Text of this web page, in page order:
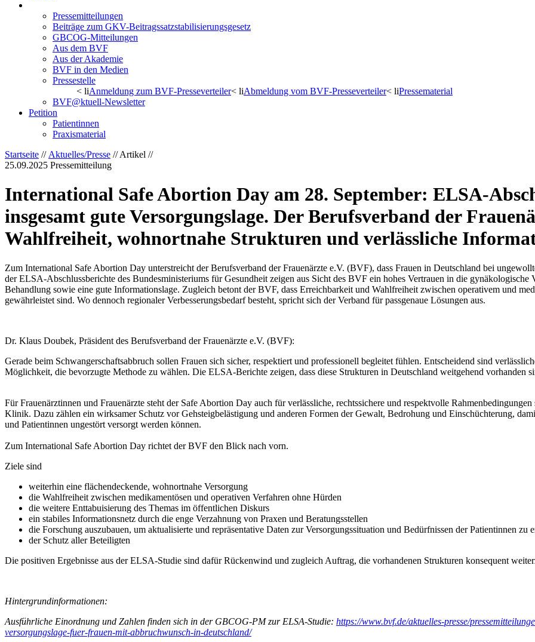
Pressemitteilungen
Beiträge zum GKV-Beitragssatzstabilisierungsgesetz
GBCOG-Mitteilungen
Aus dem BVF
Aus der Akademie
BVF in den Medien
Pressestelle
< liAnmeldung zum BVF-Presseverteiler< liAbmeldung vom BVF-Presseverteiler< liPressematerial
BVF@ktuell-Newsletter
Petition
Patientinnen
Praxismaterial
Startseite // Aktuelles/Presse // Artikel //
25.09.2025 Pressemitteilung
International Safe Abortion Day am 28. September: ELSA-
insgesamt gute Versorgungslage. Der Berufsverband der
Wahlfreiheit, wohnortnahe Strukturen und verlässliche
Zum International Safe Abortion Day unterstreicht der Berufsverband der Frauenärzte e.V. (BVF), dass Frauen in Deutschland bei
der ELSA-Abschlussberichte des Bundesministeriums für Gesundheit zeigen aus Sicht des BVF ein hohes Vertrauen in die
Behandlung sowie eine gute Informationslage. Zugleich betont der BVF, dass Erreichbarkeit und Wahlfreiheit zwischen operativem und
gewährleistet sind. Wo dennoch regionaler Verbesserungsbedarf besteht, spricht sich der Verband für passgenaue Lösungen aus.
Dr. Klaus Doubek, Präsident des Berufsverband der Frauenärzte e.V. (BVF):
Gerade beim Schwangerschaftsabbruch sollen Frauen sich sicher, respektiert und professionell begleitet fühlen. Entscheidend sind
Möglichkeit, die bevorzugte Methode zu wählen. Die ELSA-Berichte zeigen, dass diese Strukturen in Deutschland weitgehend vorhanden
Für Frauenärztinnen und Frauenärzte steht der Safe Abortion Day auch für verlässliche, rechtssichere und respektvolle
Klinik. Dazu zählen ein wirksamer Schutz vor Gehsteigbelästigung und anderen Formen der Gewalt, Bedrohung und Einschüchterung,
und Patientinnen ungestört versorgt werden können.
Zum International Safe Abortion Day richtet der BVF den Blick nach vorn.
Ziele sind
weiterhin eine flächendeckende, wohnortnahe Versorgung
die Wahlfreiheit zwischen medikamentösen und operativen Verfahren ohne Hürden
die weitere Enttabuisierung des Themas im öffentlichen Diskurs
ein stabiles Informationsnetz durch die enge Verzahnung von Praxen und Beratungsstellen
die Forschung auszubauen, um aktualisierte und repräsentative Daten zur Versorgungssituation und Bedürfnissen der Patientinnen zu
der Schutz aller Beteiligten
Die positiven Ergebnisse aus der ELSA-Studie sind dafür Rückenwind und zugleich Auftrag, die vorhandenen Strukturen konsequent
Hintergrundinformationen:
Ausführliche Einordnung und Zahlen finden sich in der GBCOG-PM zur ELSA-Studie: https://www.bvf.de/aktuelles-presse/
versorgungslage-fuer-frauen-mit-abbruchwunsch-in-deutschland/